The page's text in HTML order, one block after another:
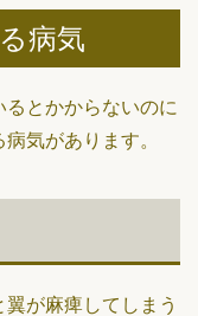
病気
とかからないのに
気があります。
が麻痺してしまう